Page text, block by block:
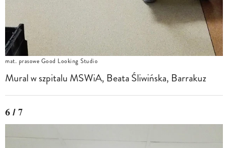
mat. prasowe Good Looking Studio
Mural w szpitalu MSWiA, Beata Śliwińska, Barrakuz
6 / 7